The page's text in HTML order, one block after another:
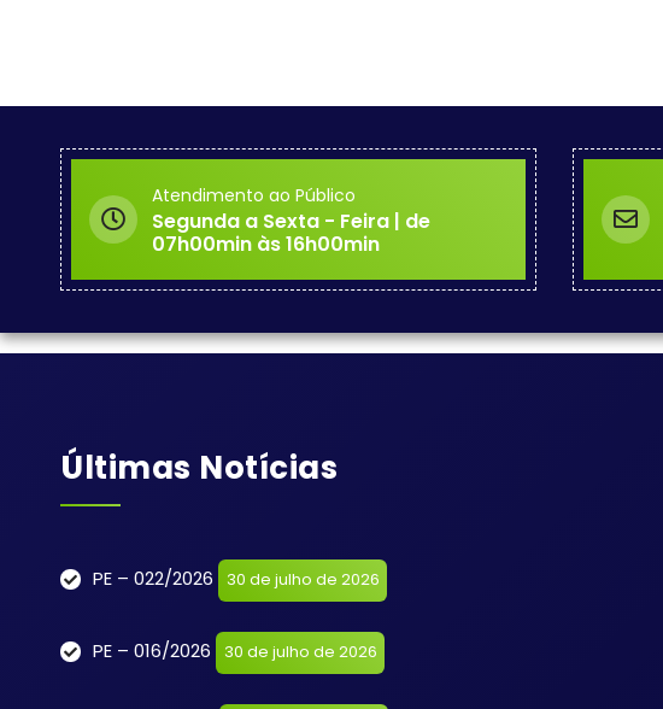
Atendimento ao Público
Segunda a Sexta - Feira | de
07h00min às 16h00min
Últimas Notícias
PE – 022/2026 30 de julho de 2026
PE – 016/2026 30 de julho de 2026